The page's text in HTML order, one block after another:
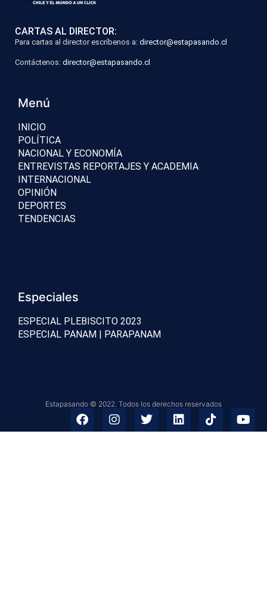
CARTAS AL DIRECTOR:
Para cartas al director escríbenos a: director@estapasando.cl
Contáctenos: director@estapasando.cl
Menú
INICIO
POLÍTICA
NACIONAL Y ECONOMÍA
ENTREVISTAS REPORTAJES Y ACADEMIA
INTERNACIONAL
OPINIÓN
DEPORTES
TENDENCIAS
Especiales
ESPECIAL PLEBISCITO 2023
ESPECIAL PANAM | PARAPANAM
Estapasando © 2022. Todos los derechos reservados